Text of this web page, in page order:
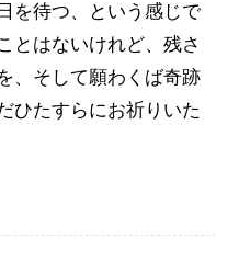
を待つ、という感じで
とはないけれど、残さ
、そして願わくば奇跡
ひたすらにお祈りいた